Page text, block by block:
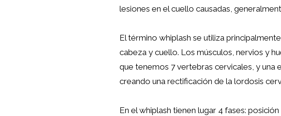
lesiones en el cuello causadas,
El término whiplash se utiliza
cabeza y cuello. Los músculos, nervios y
que tenemos 7 vertebras cervicales, y
creando una rectificación de la lordosis
En el whiplash tienen lugar 4 fases: